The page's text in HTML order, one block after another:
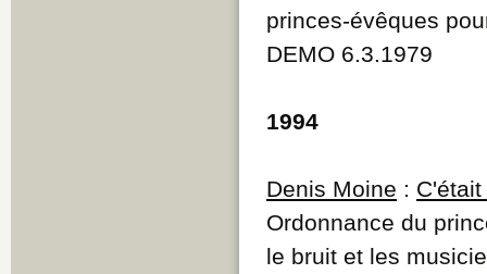
princes-évêques
DEMO 6.3.1979
1994
Denis Moine :
Ordonnance du
le bruit et les